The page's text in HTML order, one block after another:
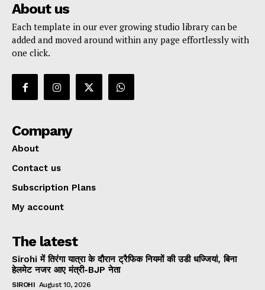
About us
Each template in our ever growing studio library can be
added and moved around within any page effortlessly with
one click.
Company
About
Contact us
Subscription Plans
My account
The latest
Sirohi में तिरंगा यात्रा के दौरान ट्रैफिक नियमों की उडी धज्जियां, बिना
हेलमेट नजर आए मंत्री-BJP नेता
SIROHI August 10, 2026